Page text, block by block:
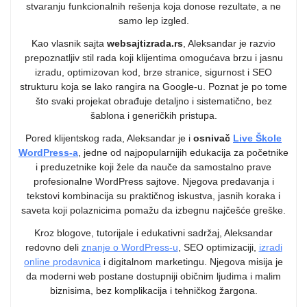
stvaranju funkcionalnih rešenja koja donose rezultate, a ne
samo lep izgled.
Kao vlasnik sajta websajtizrada.rs, Aleksandar je razvio
prepoznatljiv stil rada koji klijentima omogućava brzu i jasnu
izradu, optimizovan kod, brze stranice, sigurnost i SEO
strukturu koja se lako rangira na Google-u. Poznat je po tome
što svaki projekat obrađuje detaljno i sistematično, bez
šablona i generičkih pristupa.
Pored klijentskog rada, Aleksandar je i osnivač Live Škole
WordPress-a, jedne od najpopularnijih edukacija za početnike
i preduzetnike koji žele da nauče da samostalno prave
profesionalne WordPress sajtove. Njegova predavanja i
tekstovi kombinacija su praktičnog iskustva, jasnih koraka i
saveta koji polaznicima pomažu da izbegnu najčešće greške.
Kroz blogove, tutorijale i edukativni sadržaj, Aleksandar
redovno deli znanje o WordPress-u, SEO optimizaciji, izradi
online prodavnica i digitalnom marketingu. Njegova misija je
da moderni web postane dostupniji običnim ljudima i malim
biznisima, bez komplikacija i tehničkog žargona.